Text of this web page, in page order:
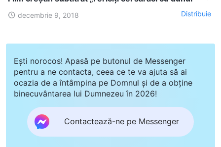
decembrie 9, 2018 Distribuie
Ești norocos! Apasă pe butonul de Messenger
pentru a ne contacta, ceea ce te va ajuta să ai
ocazia de a întâmpina pe Domnul și de a obține
binecuvântarea lui Dumnezeu în 2026!
Contactează-ne pe Messenger